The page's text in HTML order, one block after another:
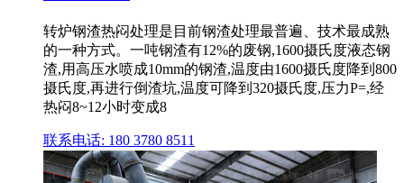
转炉钢渣热闷处理是目前钢渣处理最普遍、技术最成熟
的一种方式。一吨钢渣有12%的废钢,1600摄氏度液态钢
渣,用高压水喷成10mm的钢渣,温度由1600摄氏度降到800
摄氏度,再进行倒渣坑,温度可降到320摄氏度,压力P=,经
热闷8~12小时变成8
联系电话: 180 3780 8511